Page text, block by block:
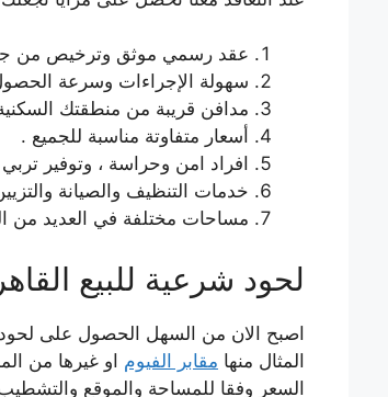
عقد رسمي موثق وترخيص من
سهولة الإجراءات وسرعة
مدافن قريبة من منطقتك
أسعار متفاوتة مناسبة للجميع .
افراد امن وحراسة ، وتوفير
خدمات التنظيف والصيانة
مساحات مختلفة في العديد من
لحود شرعية للبيع
اصبح الان من السهل الحصول على
المثال منها مقابر الفيوم او غيرها من
السعر وفقا للمساحة والموقع